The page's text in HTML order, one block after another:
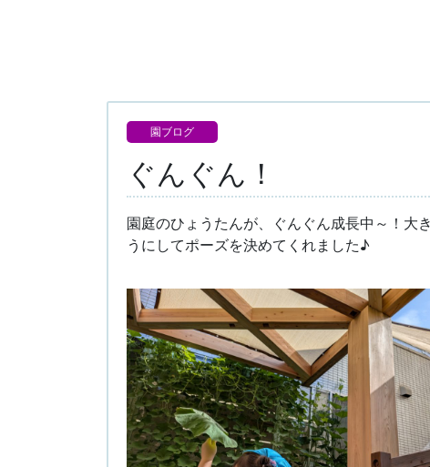
園ブログ
ぐんぐん！
園庭のひょうたんが、ぐんぐん成長中～！大
うにしてポーズを決めてくれました♪